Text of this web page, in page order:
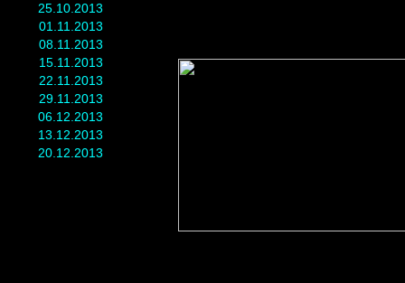
25.10.2013
01.11.2013
08.11.2013
15.11.2013
22.11.2013
29.11.2013
06.12.2013
13.12.2013
20.12.2013